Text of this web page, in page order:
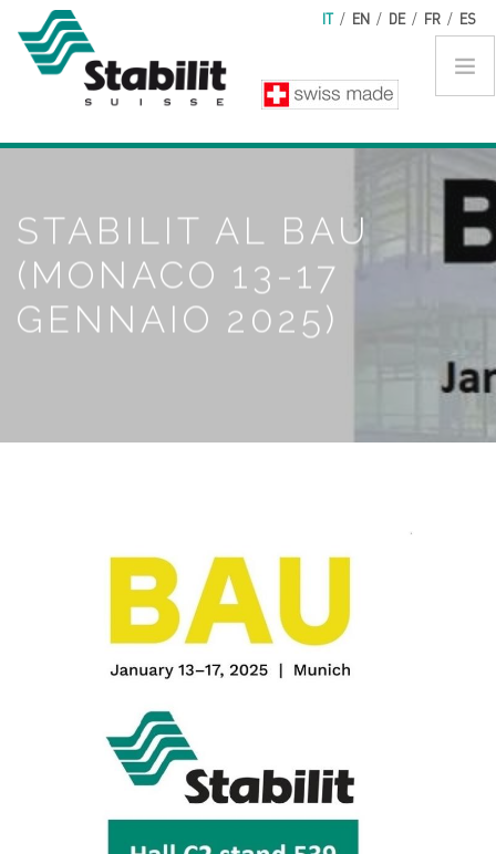
Salta al contenuto principale IT / EN / DE / FR / ES
STABILIT AL BAU
(MONACO 13-17
GENNAIO 2025)